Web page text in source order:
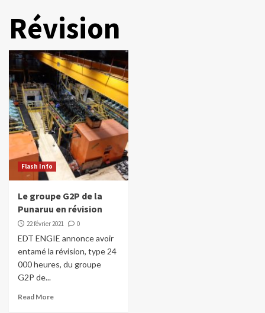
Révision
Flash Info
Le groupe G2P de la
Punaruu en révision
22 février 2021 0
EDT ENGIE annonce avoir
entamé la révision, type 24
000 heures, du groupe
G2P de...
Read More